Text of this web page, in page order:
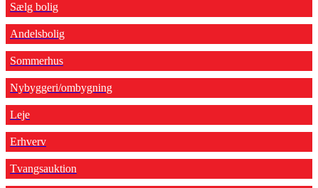
Sælg bolig
Andelsbolig
Sommerhus
Nybyggeri/ombygning
Leje
Erhverv
Tvangsauktion